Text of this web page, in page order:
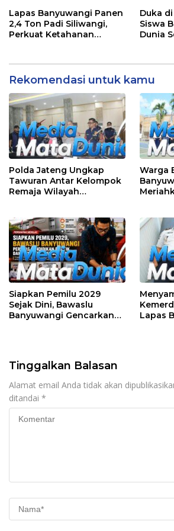
hingga Polusi Tambang
Pasir
Lapas Banyuwangi Panen
2,4 Ton Padi Siliwangi,
Perkuat Ketahanan
Duka di
Siswa
Dunia
Rekomendasi untuk kamu
Polda Jateng Ungkap
Tawuran Antar Kelompok
Remaja Wilayah
Warga
Siapkan Pemilu 2029
Sejak Dini, Bawaslu
Banyuwangi Gencarkan
Lapas
Tinggalkan Balasan
Alamat email Anda tidak akan
ditandai *